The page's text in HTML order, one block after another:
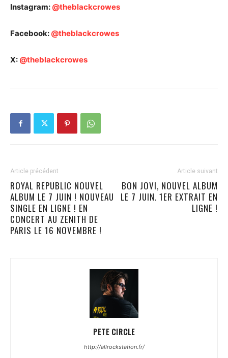
Instagram: @theblackcrowes
Facebook: @theblackcrowes
X: @theblackcrowes
Article précédent
ROYAL REPUBLIC NOUVEL
ALBUM LE 7 JUIN ! NOUVEAU
SINGLE EN LIGNE ! EN
CONCERT AU ZENITH DE
PARIS LE 16 NOVEMBRE !
Article suivant
BON JOVI, NOUVEL ALBUM
LE 7 JUIN. 1ER EXTRAIT EN
LIGNE !
PETE CIRCLE
http://allrockstation.fr/